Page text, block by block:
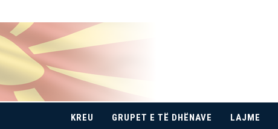
KREU GRUPET E TË DHËNAVE LAJME